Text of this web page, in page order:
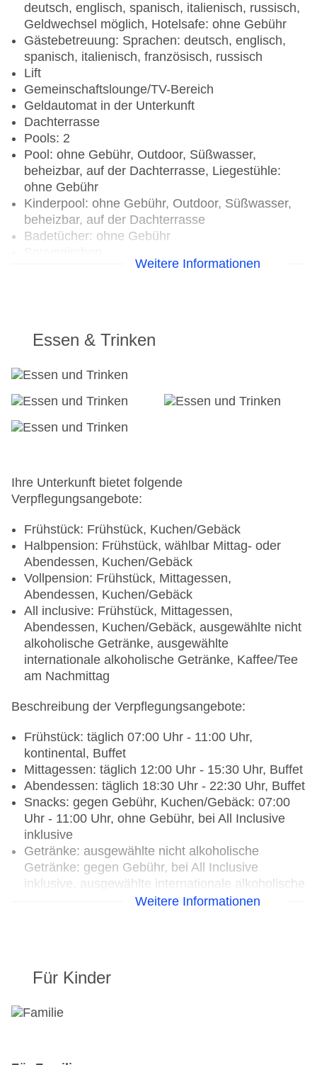
deutsch, englisch, spanisch, italienisch, russisch,
Geldwechsel möglich, Hotelsafe: ohne Gebühr
Gästebetreuung: Sprachen: deutsch, englisch,
spanisch, italienisch, französisch, russisch
Lift
Gemeinschaftslounge/TV-Bereich
Geldautomat in der Unterkunft
Dachterrasse
Pools: 2
Pool: ohne Gebühr, Outdoor, Süßwasser,
beheizbar, auf der Dachterrasse, Liegestühle:
ohne Gebühr
Kinderpool: ohne Gebühr, Outdoor, Süßwasser,
beheizbar, auf der Dachterrasse
Badetücher: ohne Gebühr
Internet: WLAN/WiFi, im gesamten Hotel
Zahlungsarten: TUI Card / VISA, MasterCard,
American Express, Diners, EC Karte/Maestro, die
Hinterlegung einer Kreditkarte beim Check In ist
Pflicht
Haustiere nicht erlaubt
Verfügbarkeit), bewacht: ohne Gebühr, Anfrage &
Stellplätze, überdacht: ohne Gebühr, Anfrage &
Reservierung nicht notwendig, nicht überdacht:
notwendig, im Parkhaus: ohne Gebühr, Anfrage &
Reservierung nicht notwendig, Valet Parking:
ohne Gebühr
Tagungseinrichtungen: Konferenzräume: 5,
klimatisierte Tagungsräume, Tageslicht,
Tagungsequipment: gegen Gebühr, Coffee
Breaks: gegen Gebühr
Größe des Hotels/Anlage: 17697 qkm
Gebäudeanzahl: 1, Etagen: 14, Zimmer: 526
Landeskategorie: 4 Sterne
Weitere Informationen
Essen & Trinken
Ihre Unterkunft bietet folgende
Verpflegungsangebote:
Frühstück: Frühstück, Kuchen/Gebäck
Halbpension: Frühstück, wählbar Mittag- oder
Abendessen, Kuchen/Gebäck
Vollpension: Frühstück, Mittagessen,
Abendessen, Kuchen/Gebäck
All inclusive: Frühstück, Mittagessen,
Abendessen, Kuchen/Gebäck, ausgewählte nicht
alkoholische Getränke, ausgewählte
internationale alkoholische Getränke, Kaffee/Tee
am Nachmittag
Beschreibung der Verpflegungsangebote:
Frühstück: täglich 07:00 Uhr - 11:00 Uhr,
kontinental, Buffet
Mittagessen: täglich 12:00 Uhr - 15:30 Uhr, Buffet
Abendessen: täglich 18:30 Uhr - 22:30 Uhr, Buffet
Snacks: gegen Gebühr, Kuchen/Gebäck: 07:00
Uhr - 11:00 Uhr, ohne Gebühr, bei All Inclusive
inklusive
Getränke: ausgewählte nicht alkoholische
Getränke: gegen Gebühr, bei All Inclusive
inklusive, ausgewählte internationale alkoholische
Getränke: gegen Gebühr, bei All Inclusive
Wein/Bier/Softdrinks, Sekt, Champagner,
Hauseigenes Feuerwerk
Hauptrestaurant „Maiora“: Küche: international,
Weitere Informationen
Für Kinder